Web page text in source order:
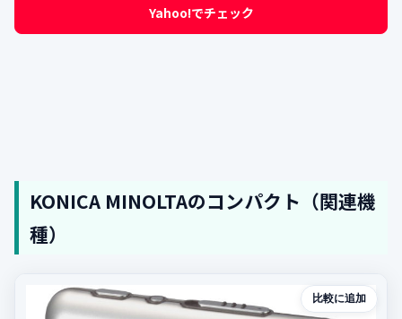
Yahoo!でチェック
KONICA MINOLTAのコンパクト（関連機
種）
比較に追加